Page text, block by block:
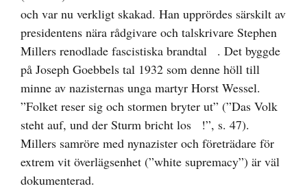
och var nu verkligt skakad. Han upprördes särskilt av
presidentens nära rådgivare och talskrivare Stephen
Millers renodlade fascistiska brandtal
. Det byggde
på Joseph Goebbels tal 1932 som denne höll till
minne av nazisternas unga martyr Horst Wessel.
”Folket reser sig och stormen bryter ut” (”Das Volk
steht auf, und der Sturm bricht los
!”, s. 47).
Millers samröre med nynazister och företrädare för
extrem vit överlägsenhet (”white supremacy”) är väl
dokumenterad.